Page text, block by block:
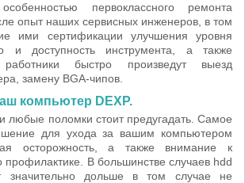
первоклассного ремонта
опыт наших сервисных инженеров, в том
ими сертификации улучшения уровня
и доступность инструмента, а также
быстро произведут выезд
замену BGA-чипов.
компьютер DEXP.
любые поломки стоит предугадать. Самое
для ухода за вашим компьютером
осторожность, а также внимание к
В большинстве случаев hdd
значительно дольше в том случае не